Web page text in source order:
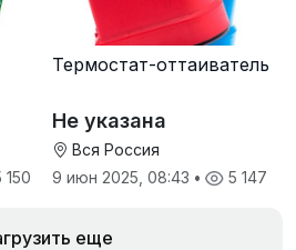
150
Термостат-оттаиватель
Не указана
Вся Россия
9 июн 2025, 08:43 • 5 147
еще